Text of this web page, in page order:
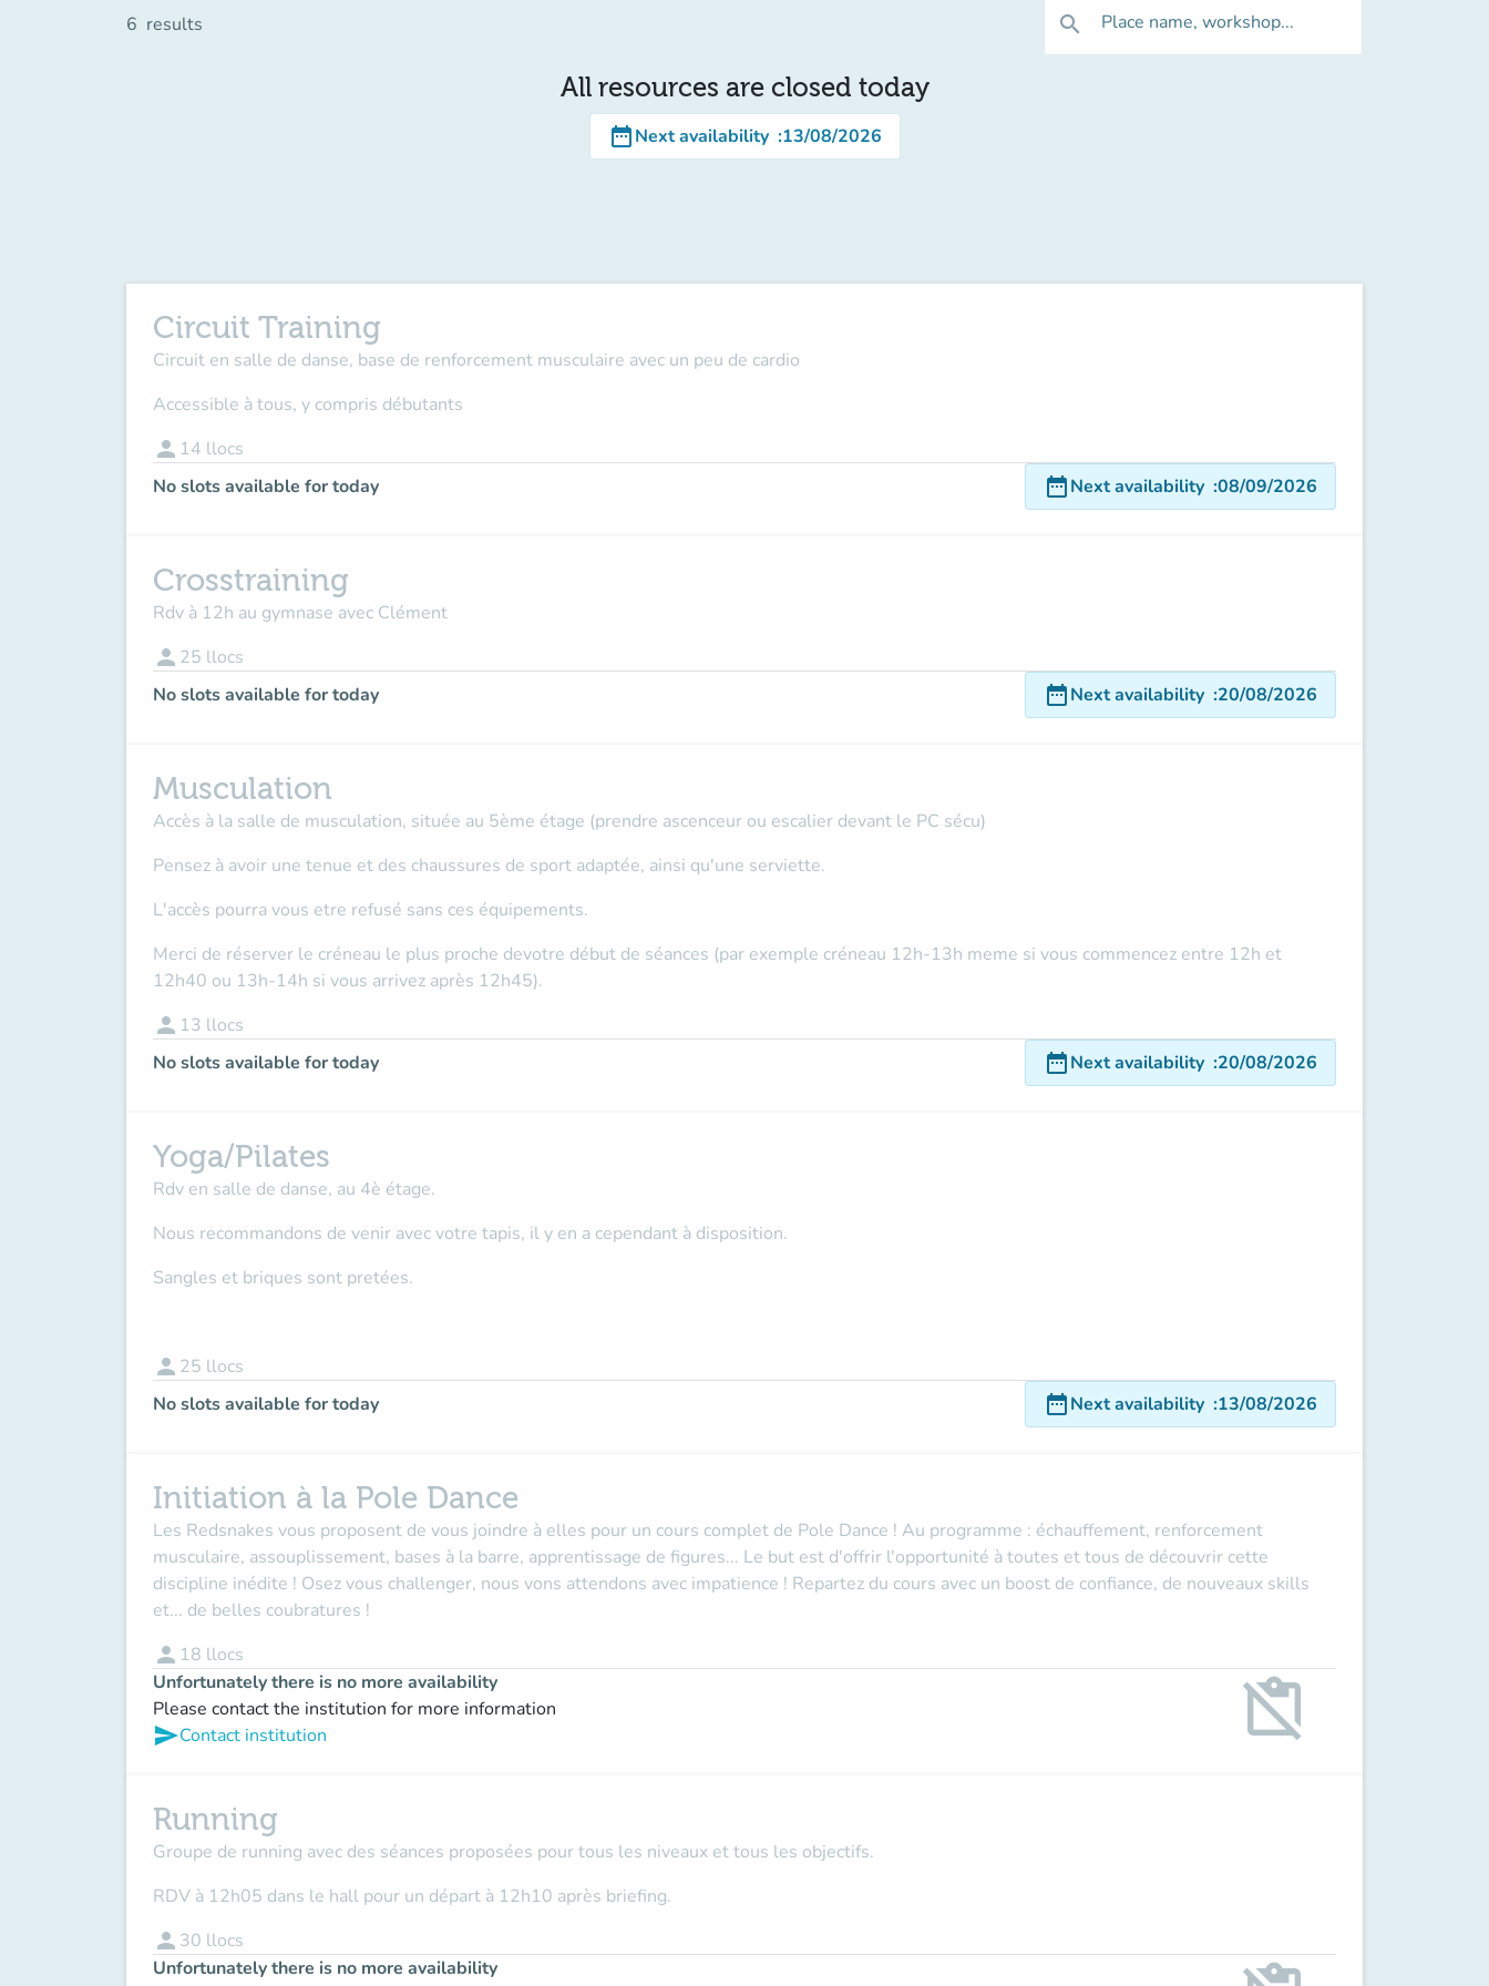
6 results search Place name, workshop...
All resources are closed today
date_rangeNext availability :13/08/2026
Circuit Training
Circuit en salle de danse, base de renforcement musculaire avec un peu de cardio
Accessible à tous, y compris débutants
person 14 llocs
No slots available for today
date_rangeNext availability :08/09/2026
Crosstraining
Rdv à 12h au gymnase avec Clément
person 25 llocs
No slots available for today
date_rangeNext availability :20/08/2026
Musculation
Accès à la salle de musculation, située au 5ème étage (prendre ascenceur ou escalier devant le PC sécu)
Pensez à avoir une tenue et des chaussures de sport adaptée, ainsi qu'une serviette.
L'accès pourra vous etre refusé sans ces équipements.
Merci de réserver le créneau le plus proche devotre début de séances (par exemple créneau 12h-13h meme si vous commencez entre 12h et
12h40 ou 13h-14h si vous arrivez après 12h45).
person 13 llocs
No slots available for today
date_rangeNext availability :20/08/2026
Yoga/Pilates
Rdv en salle de danse, au 4è étage.
Nous recommandons de venir avec votre tapis, il y en a cependant à disposition.
Sangles et briques sont pretées.
person 25 llocs
No slots available for today
date_rangeNext availability :13/08/2026
Initiation à la Pole Dance
Les Redsnakes vous proposent de vous joindre à elles pour un cours complet de Pole Dance ! Au programme : échauffement, renforcement
musculaire, assouplissement, bases à la barre, apprentissage de figures... Le but est d'offrir l'opportunité à toutes et tous de découvrir cette
discipline inédite ! Osez vous challenger, nous vons attendons avec impatience ! Repartez du cours avec un boost de confiance, de nouveaux skills
et... de belles coubratures !
person 18 llocs
Unfortunately there is no more availability
Please contact the institution for more information
sendContact institution content_paste_off
Running
Groupe de running avec des séances proposées pour tous les niveaux et tous les objectifs.
RDV à 12h05 dans le hall pour un départ à 12h10 après briefing.
person 30 llocs
Unfortunately there is no more availability